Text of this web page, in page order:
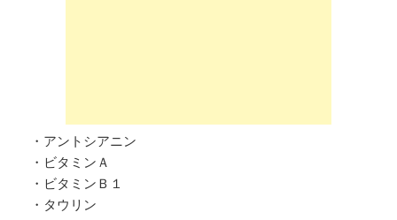
・アントシアニン
・ビタミンＡ
・ビタミンＢ１
・タウリン